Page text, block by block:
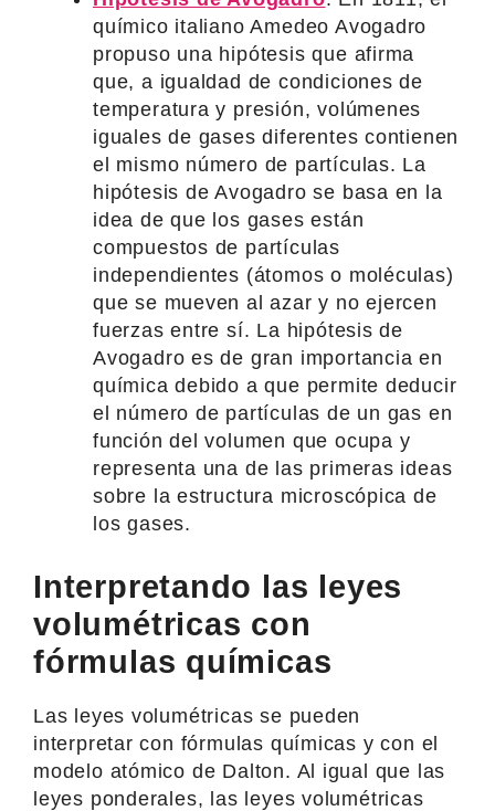
químico italiano Amedeo Avogadro
propuso una hipótesis que afirma
que, a igualdad de condiciones de
temperatura y presión, volúmenes
iguales de gases diferentes contienen
el mismo número de partículas. La
hipótesis de Avogadro se basa en la
idea de que los gases están
compuestos de partículas
independientes (átomos o moléculas)
que se mueven al azar y no ejercen
fuerzas entre sí. La hipótesis de
Avogadro es de gran importancia en
química debido a que permite deducir
el número de partículas de un gas en
función del volumen que ocupa y
representa una de las primeras ideas
sobre la estructura microscópica de
los gases.
Interpretando las leyes
volumétricas con
fórmulas químicas
Las leyes volumétricas se pueden
interpretar con fórmulas químicas y con el
modelo atómico de Dalton. Al igual que las
leyes ponderales, las leyes volumétricas